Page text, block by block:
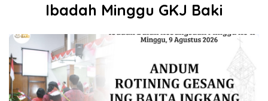
Ibadah Minggu GKJ Baki